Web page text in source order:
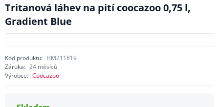
Tritanová láhev na pití coocazoo 0,75 l,
Gradient Blue
Kód produktu: HM211819
Záruka: 24 měsíců
Výrobce: Coocazoo